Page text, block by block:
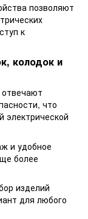
позволяют
к
колодок и
что
электрической
и удобное
более
изделий
для любого